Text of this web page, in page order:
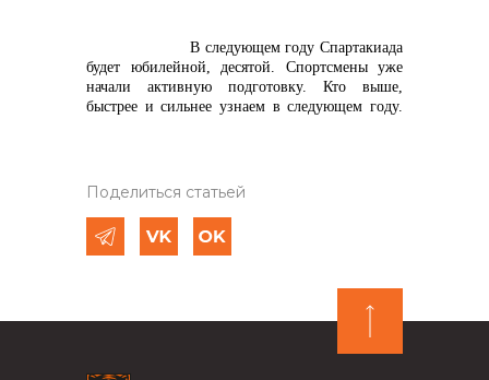
В следующем году Спартакиада
будет юбилейной, десятой. Спортсмены уже
начали активную подготовку. Кто выше,
быстрее и сильнее узнаем в следующем году.
Поделиться статьей